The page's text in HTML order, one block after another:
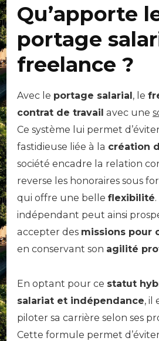
Qu’apporte
portage
freelance ?
Avec le portage salarial, le
contrat de travail avec une
Ce système lui permet
fastidieuse liée à la création
société encadre la relation
reverse les honoraires sous
qui offre une belle flexibilité
indépendant peut ainsi
accepter des missions pour
en conservant son agilité
En optant pour ce statut
salariat et indépendance, il
piloter sa carrière selon ses
Cette formule permet